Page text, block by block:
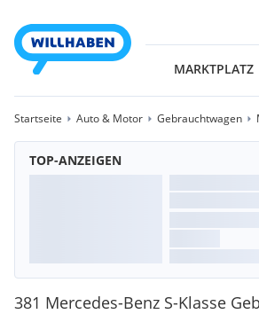
MARKTPLATZ
Startseite Auto & Motor Gebrauchtwagen
TOP-ANZEIGEN
381 Mercedes-Benz S-Klasse